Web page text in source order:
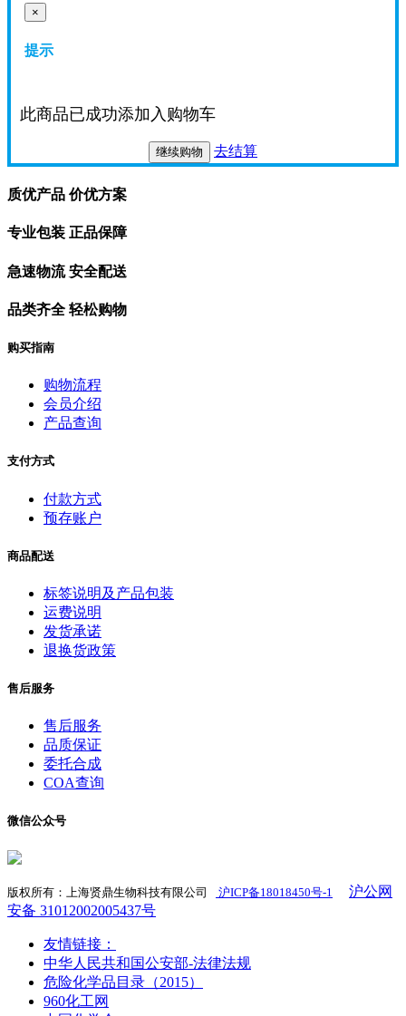
×
提示
此商品已成功添加入购物车
继续购物 去结算
质优产品 价优方案
专业包装 正品保障
急速物流 安全配送
品类齐全 轻松购物
购买指南
购物流程
会员介绍
产品查询
支付方式
付款方式
预存账户
商品配送
标签说明及产品包装
运费说明
发货承诺
退换货政策
售后服务
售后服务
品质保证
委托合成
COA查询
微信公众号
版权所有：上海贤鼎生物科技有限公司 沪ICP备18018450号-1
沪公网
安备 31012002005437号
友情链接：
中华人民共和国公安部-法律法规
危险化学品目录（2015）
960化工网